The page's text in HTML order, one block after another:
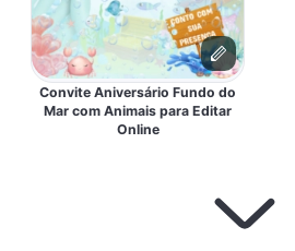
Convite Aniversário Fundo do
Mar com Animais para Editar
Online